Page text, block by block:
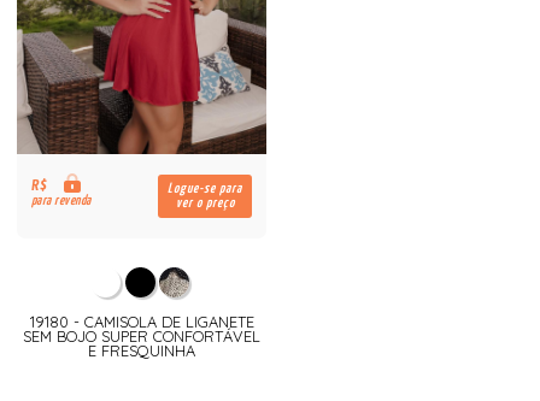
R$
para revenda
Logue-se para
ver o preço
19180 - CAMISOLA DE LIGANETE
SEM BOJO SUPER CONFORTÁVEL
E FRESQUINHA